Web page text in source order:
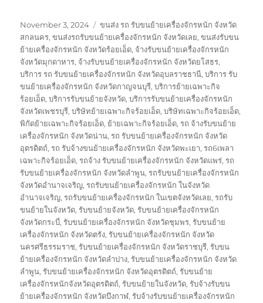
Posted
on
November 3, 2024 Tags
ขนส่ง รถ รับขนย้ายเครื่องจักรหนัก จังหวัด
สกลนคร,ขนส่งรถรับขนย้ายเครื่องจักรหนัก จังหวัดเลย,ขนส่งรับขน
ย้ายเครื่องจักรหนัก จังหวัดร้อยเอ็ด, จ้างรับขนย้ายเครื่องจักรหนัก
จังหวัดมุกดาหาร, จ้างรับขนย้ายเครื่องจักรหนัก จังหวัดยโสธร,
บริการ รถ รับขนย้ายเครื่องจักรหนัก จังหวัดอุบลราชธานี,บริการ รับ
ขนย้ายเครื่องจักรหนัก จังหวัดกาญจนบุรี,บริการย้ายเฉพาะกิจ
ร้อยเอ็ด,บริการรับขนย้ายจังหวัด,บริการรับขนย้ายเครื่องจักรหนัก
จังหวัดเพชรบุรี,บริษัทย้ายเฉพาะกิจร้อยเอ็ด,บริษัทเฉพาะกิจร้อยเอ็ด,
พิกัดย้ายเฉพาะกิจร้อยเอ็ด, ย้ายเฉพาะกิจร้อยเอ็ด,รถ จ้างรับขนย้าย
เครื่องจักรหนัก จังหวัดน่าน,รถ รับขนย้ายเครื่องจักรหนัก จังหวัด
อุตรดิตถ์,รถ รับจ้างขนย้ายเครื่องจักรหนัก จังหวัดพะเยา,รถ6เพลา
เฉพาะกิจร้อยเอ็ด,รถจ้าง รับขนย้ายเครื่องจักรหนัก จังหวัดแพร่,รถ
รับขนย้ายเครื่องจักรหนัก จังหวัดลำพูน,รถรับขนย้ายเครื่องจักรหนัก
จังหวัดอำนาจเจริญ,รถรับขนย้ายเครื่องจักรหนัก ในจังหวัด
อำนาจเจริญ,รถรับขนย้ายเครื่องจักรหนัก ในเขตจังหวัดเลย,รถรับ
ขนย้ายในจังหวัด,รับขนย้ายจังหวัด,รับขนย้ายเครื่องจักรหนัก
จังหวัดกระบี่,รับขนย้ายเครื่องจักรหนัก จังหวัดชุมพร,รับขนย้าย
เครื่องจักรหนัก จังหวัดตรัง,รับขนย้ายเครื่องจักรหนัก จังหวัด
นครศรีธรรมราช,รับขนย้ายเครื่องจักรหนัก จังหวัดราชบุรี,รับขน
ย้ายเครื่องจักรหนัก จังหวัดลำปาง,รับขนย้ายเครื่องจักรหนัก จังหวัด
ลำพูน,รับขนย้ายเครื่องจักรหนัก จังหวัดอุตรดิตถ์,รับขนย้าย
เครื่องจักรหนักจังหวัดอุตรดิตถ์,รับขนย้ายในจังหวัด,รับจ้างรับขน
ย้ายเครื่องจักรหนัก จังหวัดบึงกาฬ,รับจ้างรับขนย้ายเครื่องจักรหนัก